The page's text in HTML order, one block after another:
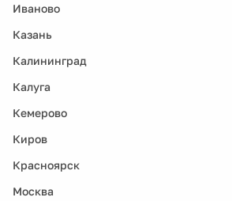
Иваново
Казань
Калининград
Калуга
Кемерово
Киров
Красноярск
Москва